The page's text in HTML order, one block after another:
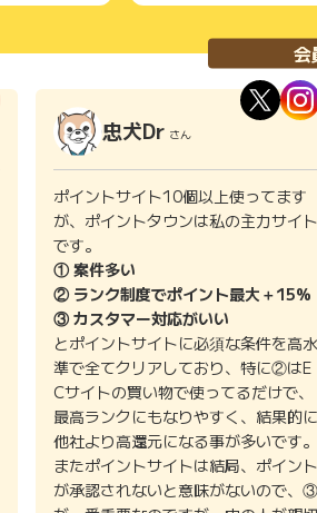
会
忠犬Dr さん
ポイントサイト10個以上使ってます
が、ポイントタウンは私の主力サイト
です。
① 案件多い
② ランク制度でポイント最大＋15%
③ カスタマー対応がいい
とポイントサイトに必須な条件を高水
準で全てクリアしており、特に②はE
Cサイトの買い物で使ってるだけで、
最高ランクにもなりやすく、結果的に
他社より高還元になる事が多いです。
またポイントサイトは結局、ポイント
が承認されないと意味がないので、③